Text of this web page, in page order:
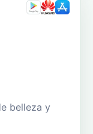
belleza y